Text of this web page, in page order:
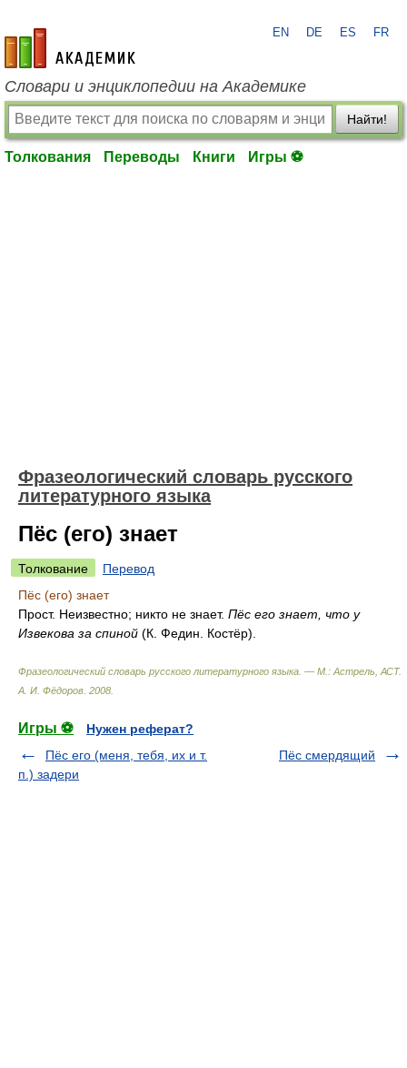
academic.ru
EN DE ES FR
Словари и энциклопедии на Академике
Найти!
Толкования Переводы Книги Игры ⚽
Фразеологический словарь русского
литературного языка
Пёс (его) знает
Толкование
Перевод
Пёс (его) знает
Прост. Неизвестно; никто не знает. Пёс его знает, что у
Извекова за спиной (К. Федин. Костёр).
Фразеологический словарь русского литературного языка. — М.: Астрель, АСТ.
А. И. Фёдоров 2008
Игры ⚽
Нужен реферат?
Пёс его (меня, тебя, их и т.
п.) задери
Пёс смердящий